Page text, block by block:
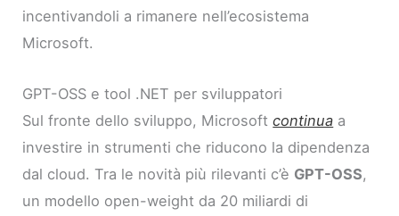
incentivandoli a rimanere nell’ecosistema
Microsoft.
GPT-OSS e tool .NET per sviluppatori
Sul fronte dello sviluppo, Microsoftcontinua a
investire in strumenti che riducono la dipendenza
dal cloud. Tra le novità più rilevanti c’è GPT-OSS,
un modello open-weight da 20 miliardi di